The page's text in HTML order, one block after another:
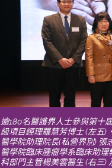
逾180名醫護界人士參與第十
級項目經理羅慧芳博士 (左五)
醫學院助理院長(私營界別) 張
醫學院臨床腫瘤學系臨床助
科部門主管楊美雲醫生 (右三)